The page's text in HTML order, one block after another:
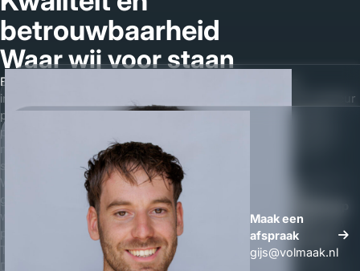
betrouwbaarheid
Waar wij voor staan
Bij Volmaak staat kwaliteit altijd op de eerste plaats. Als
interieurbouwer in Sint Agatha geloven wij dat maatwerk interieur
pas echt goed is wanneer het jarenlang meegaat en dagelijks
prettig in gebruik is. Wij werken uitsluitend met hoogwaardige
materialen en leveren interieurbouw waar we volledig achter
staan.
Wij doen geen concessies in afwerking. Elk detail telt. Of het nu
gaat om maatwerk meubels in Sint Agatha of een compleet
woninginterieur. Wij stoppen pas wanneer het eindresultaat
perfect is.
Transparantie vinden wij net zo belangrijk als vakmanschap.
Daarom ontvangt u een duidelijke offerte waarin de kosten van
Maak een
afspraak
Maak een
afspraak
gijs@volmaak.nl